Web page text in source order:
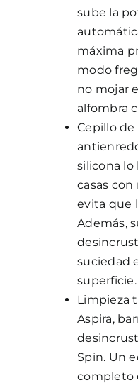
sube la
máxima
modo
no mojar
alfombra
Cepillo de
silicona lo
casas con
evita que
Además,
suciedad
superficie.
Limpieza
Aspira,
Spin. Un
completo